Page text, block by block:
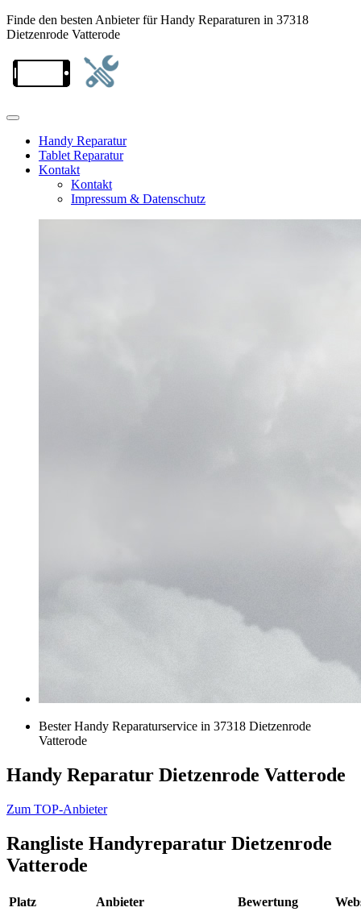
Finde den besten Anbieter für Handy Reparaturen in 37318
Dietzenrode Vatterode
Handy Reparatur
Tablet Reparatur
Kontakt
Kontakt
Impressum & Datenschutz
Bester Handy Reparaturservice in 37318 Dietzenrode
Vatterode
Handy Reparatur Dietzenrode Vatterode
Zum TOP-Anbieter
Rangliste Handyreparatur Dietzenrode
Vatterode
Platz Anbieter Bewertung